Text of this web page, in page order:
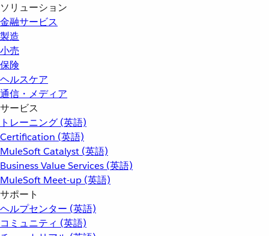
ソリューション
金融サービス
製造
小売
保険
ヘルスケア
通信・メディア
サービス
トレーニング (英語)
Certification (英語)
MuleSoft Catalyst (英語)
Business Value Services (英語)
MuleSoft Meet-up (英語)
サポート
ヘルプセンター (英語)
コミュニティ (英語)